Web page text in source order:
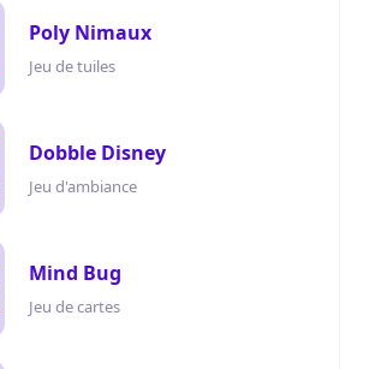
Poly Nimaux
Jeu de tuiles
Dobble Disney
Jeu d'ambiance
Mind Bug
Jeu de cartes